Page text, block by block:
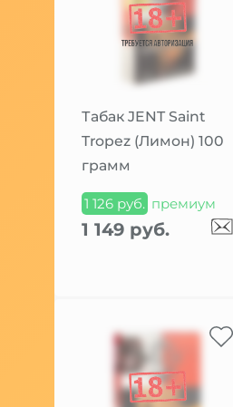
Табак JENT Saint
Tropez (Лимон) 100
грамм
1 126 руб. премиум
1 149 руб.